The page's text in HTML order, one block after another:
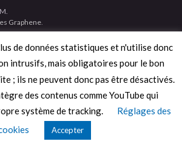
Graphene
de données statistiques et n'utilise donc
intrusifs, mais obligatoires pour le bon
; ils ne peuvent donc pas être désactivés.
des contenus comme YouTube qui
système de tracking.
Réglages des
Accepter